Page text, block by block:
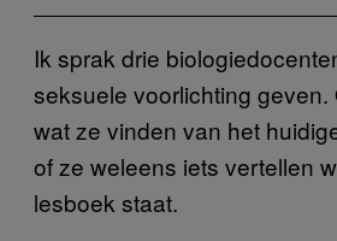
Ik sprak drie
seksuele voorlichting geven.
wat ze vinden van het
of ze weleens iets vertellen
lesboek staat.